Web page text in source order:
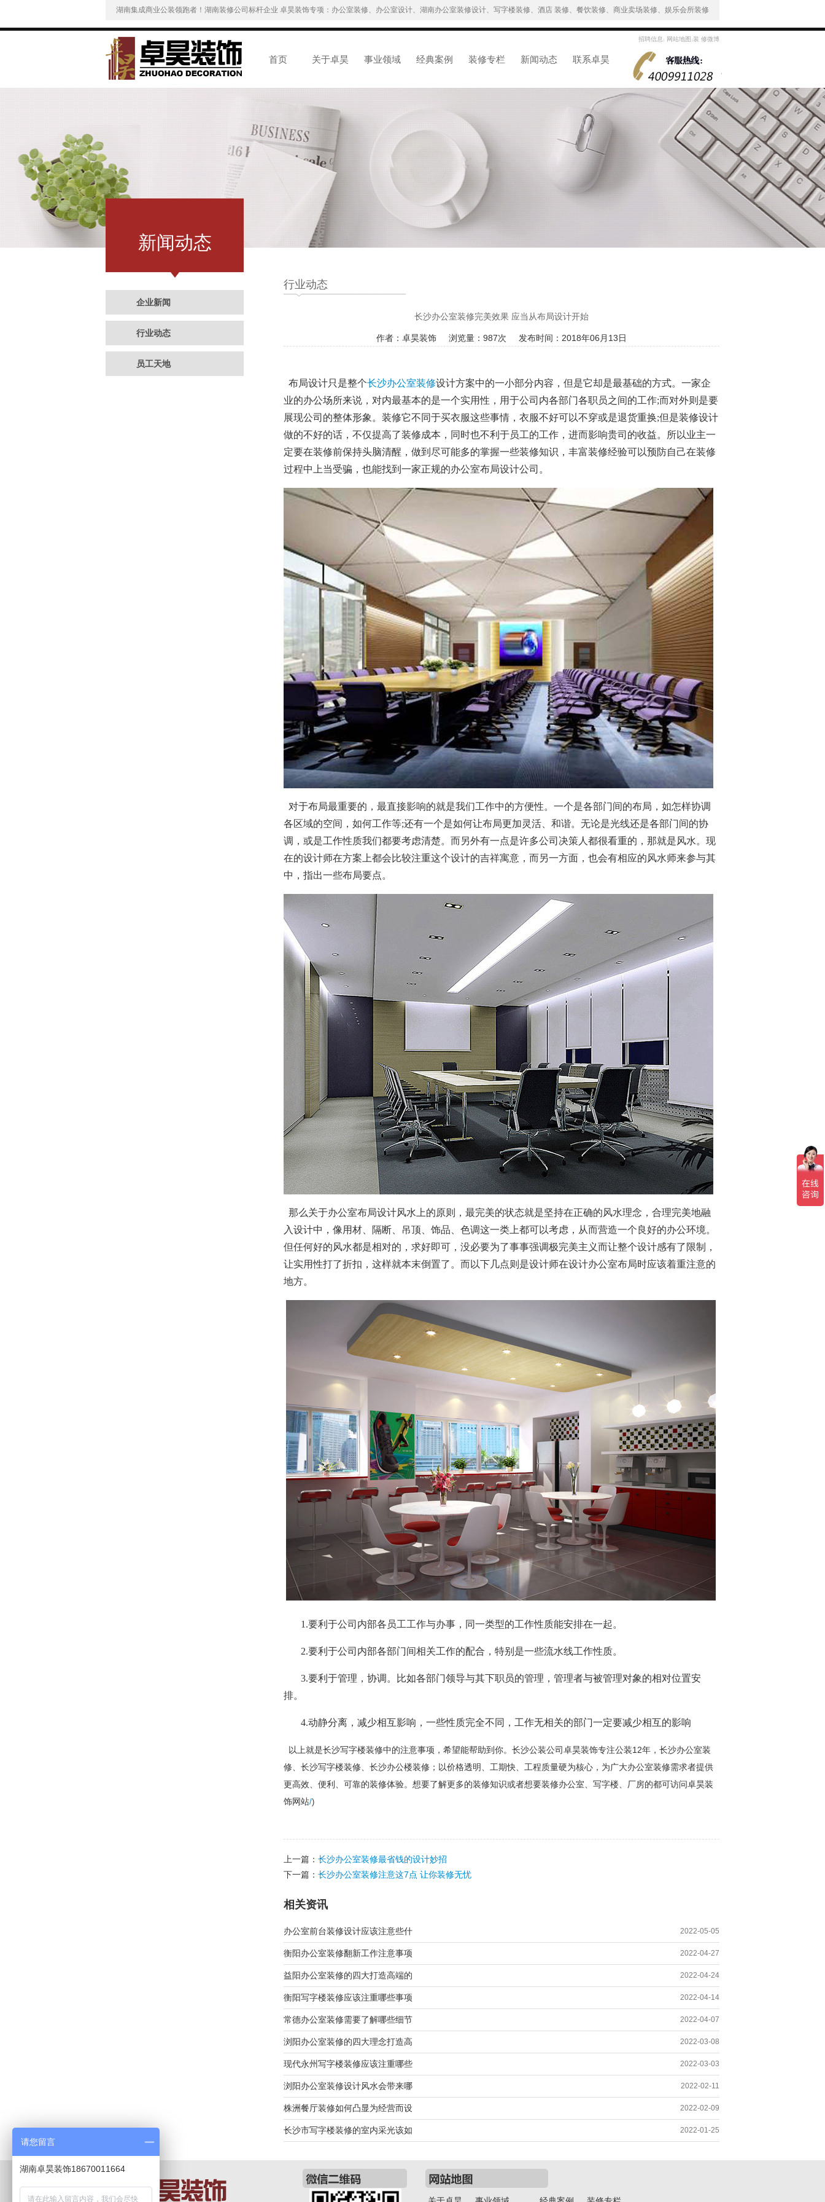
湖南集成商业公装领跑者！湖南装修公司标杆企业 卓昊装饰专项：办公室装修、办公室设计、湖南办公室装修设计、写字楼装修、酒店 装修、餐饮装修、商业卖场装修、娱乐会所装修
首页 关于卓昊 事业领域 经典案例 装修专栏 新闻动态 联系卓昊
招聘信息 | 网站地图 |装 修微博
新闻动态
企业新闻
行业动态
员工天地
行业动态
长沙办公室装修完美效果 应当从布局设计开始
作者：卓昊装饰 浏览量： 987次 发布时间：2018年06月13日
布局设计只是整个长沙办公室装修设计方案中的一小部分内容，但是它却是最基础的方式。一家企
业的办公场所来说，对内最基本的是一个实用性，用于公司内各部门各职员之间的工作;而对外则是要
展现公司的整体形象。装修它不同于买衣服这些事情，衣服不好可以不穿或是退货重换;但是装修设计
做的不好的话，不仅提高了装修成本，同时也不利于员工的工作，进而影响贵司的收益。所以业主一
定要在装修前保持头脑清醒，做到尽可能多的掌握一些装修知识，丰富装修经验可以预防自己在装修
过程中上当受骗，也能找到一家正规的办公室布局设计公司。
对于布局最重要的，最直接影响的就是我们工作中的方便性。一个是各部门间的布局，如怎样协调
各区域的空间，如何工作等;还有一个是如何让布局更加灵活、和谐。无论是光线还是各部门间的协
调，或是工作性质我们都要考虑清楚。而另外有一点是许多公司决策人都很看重的，那就是风水。现
在的设计师在方案上都会比较注重这个设计的吉祥寓意，而另一方面，也会有相应的风水师来参与其
中，指出一些布局要点。
那么关于办公室布局设计风水上的原则，最完美的状态就是坚持在正确的风水理念，合理完美地融
入设计中，像用材、隔断、吊顶、饰品、色调这一类上都可以考虑，从而营造一个良好的办公环境。
但任何好的风水都是相对的，求好即可，没必要为了事事强调极完美主义而让整个设计感有了限制，
让实用性打了折扣，这样就本末倒置了。而以下几点则是设计师在设计办公室布局时应该着重注意的
地方。
1.要利于公司内部各员工工作与办事，同一类型的工作性质能安排在一起。
2.要利于公司内部各部门间相关工作的配合，特别是一些流水线工作性质。
3.要利于管理，协调。比如各部门领导与其下职员的管理，管理者与被管理对象的相对位置安
排。
4.动静分离，减少相互影响，一些性质完全不同，工作无相关的部门一定要减少相互的影响
以上就是长沙写字楼装修中的注意事项，希望能帮助到你。长沙公装公司卓昊装饰专注公装12年，长沙办公室装
修、长沙写字楼装修、长沙办公楼装修；以价格透明、工期快、工程质量硬为核心，为广大办公室装修需求者提供
更高效、便利、可靠的装修体验。想要了解更多的装修知识或者想要装修办公室、写字楼、厂房的都可访问卓昊装
饰网站/)
上一篇： 长沙办公室装修最省钱的设计妙招
下一篇： 长沙办公室装修注意这7点 让你装修无忧
相关资讯
办公室前台装修设计应该注意些什 2022-05-05
衡阳办公室装修翻新工作注意事项 2022-04-27
益阳办公室装修的四大打造高端的 2022-04-24
衡阳写字楼装修应该注重哪些事项 2022-04-14
常德办公室装修需要了解哪些细节 2022-04-07
浏阳办公室装修的四大理念打造高 2022-03-08
现代永州写字楼装修应该注重哪些 2022-03-03
浏阳办公室装修设计风水会带来哪 2022-02-11
株洲餐厅装修如何凸显为经营而设 2022-02-09
长沙市写字楼装修的室内采光该如 2022-01-25
请您留言
湖南卓昊装饰18670011664